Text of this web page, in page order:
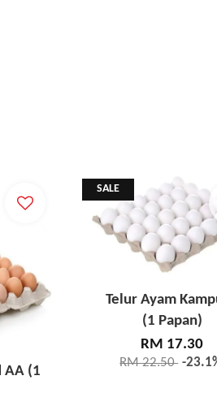
AA (1
SALE
Telur Ayam
(1 Papan)
RM 17.30
RM 22.50 -